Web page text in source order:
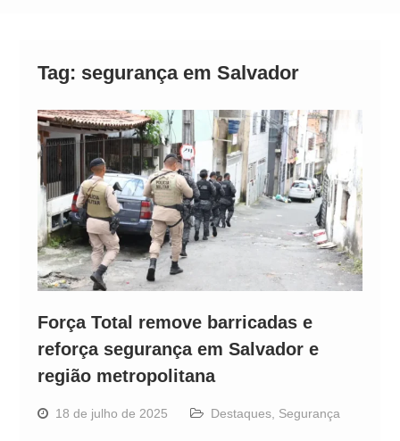
Tag: segurança em Salvador
Força Total remove barricadas e
reforça segurança em Salvador e
região metropolitana
18 de julho de 2025 Destaques, Segurança